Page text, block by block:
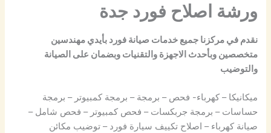
ورشة اصلاح فورد جدة
نقدم في مركزنا جميع خدمات صيانة فورد بأيدي مهندسين
متخصصين وبأحدث الاجهزة والتقنيات وبضمان على الصيانة
والتوضيب
ميكانيكا – كهرباء- فحص – برمجة – برمجة كمبيوتر – برمجة
حساسات – برمجة جربكسات – فحص كمبيوتر – فحص شامل –
صيانة كهرباء – اصلاح تكييف سيارة فورد – توضيب مكائن